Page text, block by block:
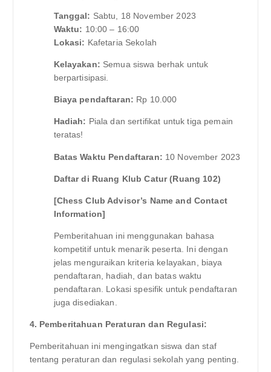
Tanggal: Sabtu, 18 November 2023
Waktu: 10:00 – 16:00
Lokasi: Kafetaria Sekolah
Kelayakan: Semua siswa berhak untuk
berpartisipasi.
Biaya pendaftaran: Rp 10.000
Hadiah: Piala dan sertifikat untuk tiga pemain
teratas!
Batas Waktu Pendaftaran: 10 November 2023
Daftar di Ruang Klub Catur (Ruang 102)
[Chess Club Advisor’s Name and Contact
Information]
Pemberitahuan ini menggunakan bahasa
kompetitif untuk menarik peserta. Ini dengan
jelas menguraikan kriteria kelayakan, biaya
pendaftaran, hadiah, dan batas waktu
pendaftaran. Lokasi spesifik untuk pendaftaran
juga disediakan.
4. Pemberitahuan Peraturan dan Regulasi:
Pemberitahuan ini mengingatkan siswa dan staf
tentang peraturan dan regulasi sekolah yang penting.